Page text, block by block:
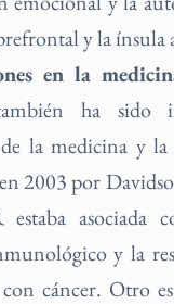
y la ínsula
en la
ha sido
la medicina y
2003 por
estaba asociada
y la
con cáncer. Otro